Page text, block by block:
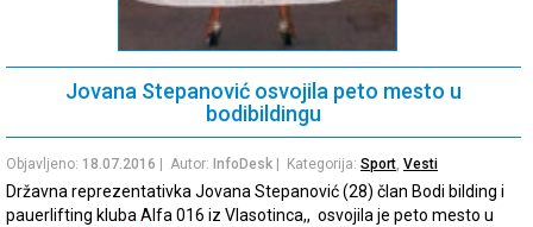
Jovana Stepanović osvojila peto mesto u
bodibildingu
Objavljeno: 18.07.2016 | Autor: InfoDesk | Kategorija: Sport Vesti
Državna reprezentativka Jovana Stepanović (28) član Bodi bilding i
pauerlifting kluba Alfa 016 iz Vlasotinca,, osvojila je peto mesto u